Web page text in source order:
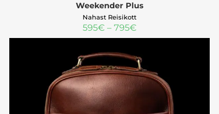
Nahast Reisikott
Weekender Plus
595€ – 795€